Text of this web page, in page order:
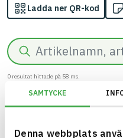
SAMTYCKE
Denna webbplats
Ladda ner QR-kod
Sök
0 resultat hittade på 58 ms.
Filter
BREEAM SE/Generation